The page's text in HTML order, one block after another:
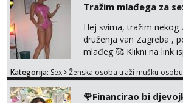
Anđela
Čekam tvoj poziv!
Tel:064/677-677- Kod: #142
tel:0,93€ - mob:1,12€ min
Tražim mlađega za
Hej svima, tražim nekog
druženja van Zagreba ,
mlađeg 🥰 Klikni na link
Kategorija: Sex Ženska osoba traži mušku osobu
🌹Financirao bi